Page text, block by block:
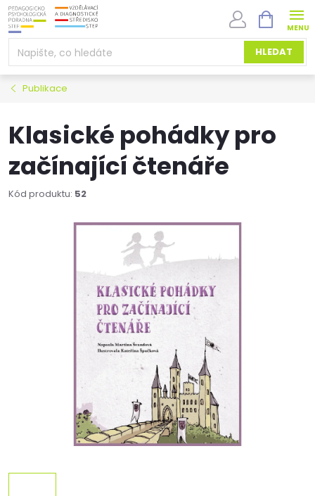
Přejít
na
obsah
HLEDAT
NÁKUPNÍ
KOŠÍK
Publikace
Klasické pohádky pro
začínající čtenáře
Kód produktu: 52